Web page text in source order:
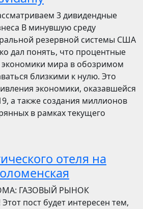
3 дивидендные
В минувшую среду
резервной системы США
дал понять, что процентные
экономики мира в обозримом
близкими к нулю. Это
экономики, оказавшейся
а также создания миллионов
в рамках текущего
отеля на
ГАЗОВЫЙ РЫНОК
пост будет интересен тем,